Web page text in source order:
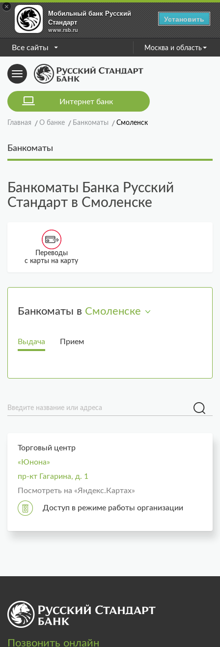
×
Мобильный банк Русский
Стандарт
www.rsb.ru
Установить
Все сайты Москва и область
Toggle
navigation
Интернет банк
Главная О банке Банкоматы Смоленск
Банкоматы
Банкоматы Банка Русский
Стандарт в Смоленске
Переводы
с карты на карту
Банкоматы в Смоленске
Выдача Прием
Введите название или адреса
Торговый центр
«Юнона»
пр-кт Гагарина, д. 1
Посмотреть на «Яндекс.Картах»
Доступ в режиме работы организации
Позвонить онлайн